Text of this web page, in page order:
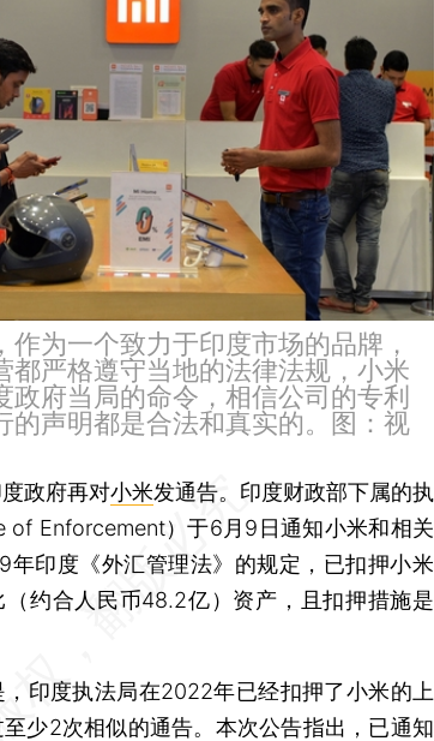
作为一个致力于印度市场的品牌，
都严格遵守当地的法律法规，小米
政府当局的命令，相信公司的专利
的声明都是合法和真实的。图：视
政府再对小米发通告。印度财政部下属的执
of Enforcement）于6月9日通知小米和相关
年印度《外汇管理法》的规定，已扣押小米
（约合人民币48.2亿）资产，且扣押措施是
度执法局在2022年已经扣押了小米的上
少2次相似的通告。本次公告指出，已通知